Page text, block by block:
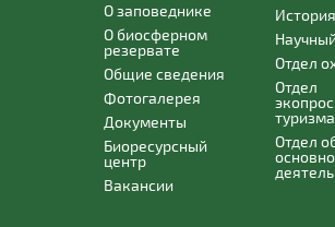
О заповеднике
О биосферном
резервате
Общие сведения
Фотогалерея
Документы
Биоресурсный
центр
Вакансии
История
Отдел
Отдел
туризма
Отдел